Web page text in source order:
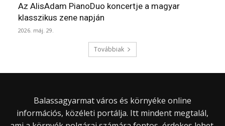
Az AlisAdam PianoDuo koncertje a magyar
klasszikus zene napján
2026. máj. 29.
Továbbiak
Balassagyarmat város és környéke online
információs, közéleti portálja. Itt mindent megtalál,